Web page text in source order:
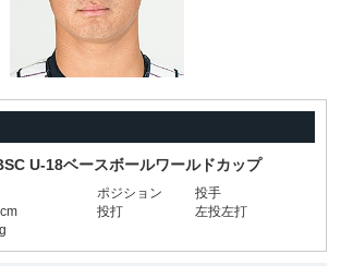
U-18ベースボールワールドカップ
ポジション
投手
投打
左投左打